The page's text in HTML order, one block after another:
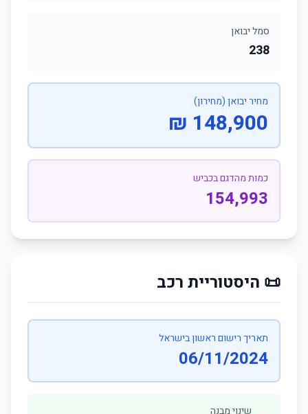
סמל יבואן
238
מחיר יבואן (מחירון)
148,900 ₪
כמות מהדגם בכביש
154,993
📜 היסטוריית רכב
תאריך רישום ראשון בישראל
06/11/2024
שינוי מבנה